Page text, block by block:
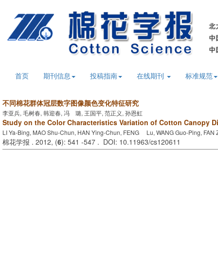
首页 期刊信息 投稿指南 在线期刊 标准规范
不同棉花群体冠层数字图像颜色变化特征研究
李亚兵, 毛树春, 韩迎春, 冯 璐, 王国平, 范正义, 孙恩虹
Study on the Color Characteristics Variation of Cotton Canopy
LI Ya-Bing, MAO Shu-Chun, HAN Ying-Chun, FENG Lu, WANG Guo-Ping, FAN
棉花学报 . 2012, (6): 541 -547 . DOI: 10.11963/cs120611